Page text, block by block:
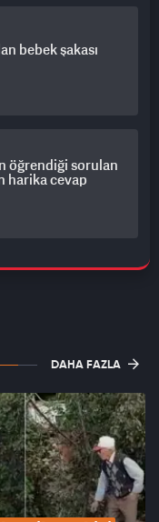
bebek şakası
öğrendiği sorulan
harika cevap
DAHA FAZLA